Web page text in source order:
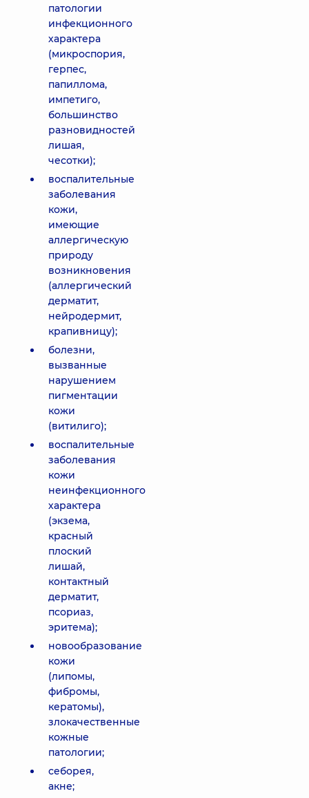
патологии
инфекционного
характера
(микроспория,
герпес,
папиллома,
импетиго,
большинство
разновидностей
лишая,
чесотки);
воспалительные
заболевания
кожи,
имеющие
аллергическую
природу
возникновения
(аллергический
дерматит,
нейродермит,
крапивницу);
болезни,
вызванные
нарушением
пигментации
кожи
(витилиго);
воспалительные
заболевания
кожи
неинфекционного
характера
(экзема,
красный
плоский
лишай,
контактный
дерматит,
псориаз,
эритема);
новообразование
кожи
(липомы,
фибромы,
кератомы),
злокачественные
кожные
патологии;
себорея,
акне;